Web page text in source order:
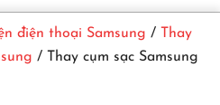
điện thoại Samsung /
Thay
/ Thay cụm sạc Samsung